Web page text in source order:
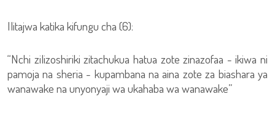
Ilitajwa katika kifungu cha (6):
“Nchi zilizoshiriki zitachukua hatua zote zinazofaa - ikiwa ni
pamoja na sheria - kupambana na aina zote za biashara ya
wanawake na unyonyaji wa ukahaba wa wanawake”